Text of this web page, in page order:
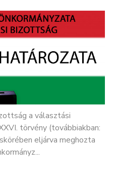
a választási
törvény (továbbiakban:
eljárva meghozta